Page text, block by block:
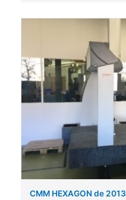
CMM HEXAGON de 2013